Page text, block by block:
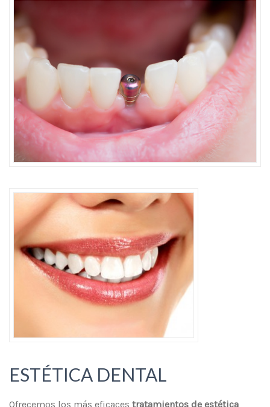
ESTÉTICA DENTAL
Ofrecemos los más eficaces tratamientos de estética